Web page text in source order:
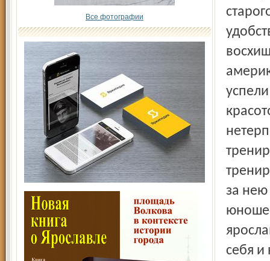
Все фотографии
за нею
себя и